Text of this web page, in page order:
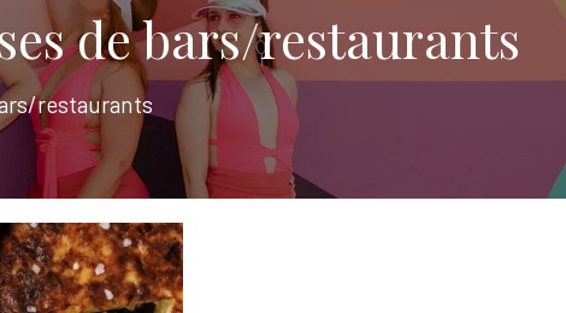
de bars/restaurants
restaurants